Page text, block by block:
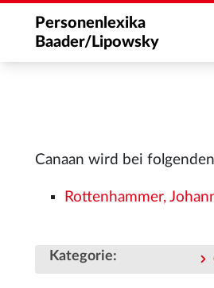
Personenlexika
Baader/Lipowsky
Canaan wird bei
Rottenhammer,
Kategorie: